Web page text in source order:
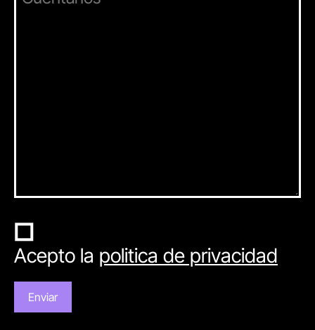
Acepto la politica de privacidad